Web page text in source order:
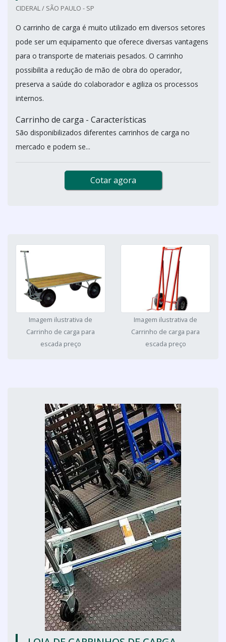
CIDERAL / SÃO PAULO - SP
O carrinho de carga é muito utilizado em diversos setores
pode ser um equipamento que oferece diversas vantagens
para o transporte de materiais pesados. O carrinho
possibilita a redução de mão de obra do operador,
preserva a saúde do colaborador e agiliza os processos
internos.
Carrinho de carga - Características
São disponibilizados diferentes carrinhos de carga no
mercado e podem se...
Cotar agora
Imagem ilustrativa de
Carrinho de carga para
escada preço
Imagem ilustrativa de
Carrinho de carga para
escada preço